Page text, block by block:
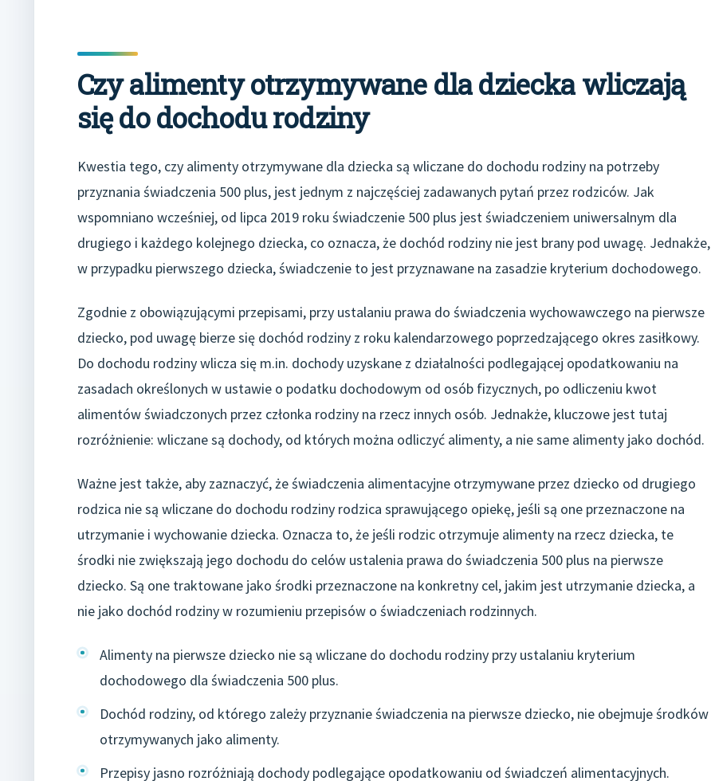
Czy alimenty otrzymywane dla dziecka wliczają
się do dochodu rodziny
Kwestia tego, czy alimenty otrzymywane dla dziecka są wliczane do dochodu rodziny na potrzeby
przyznania świadczenia 500 plus, jest jednym z najczęściej zadawanych pytań przez rodziców. Jak
wspomniano wcześniej, od lipca 2019 roku świadczenie 500 plus jest świadczeniem uniwersalnym dla
drugiego i każdego kolejnego dziecka, co oznacza, że dochód rodziny nie jest brany pod uwagę. Jednakże,
w przypadku pierwszego dziecka, świadczenie to jest przyznawane na zasadzie kryterium dochodowego.
Zgodnie z obowiązującymi przepisami, przy ustalaniu prawa do świadczenia wychowawczego na pierwsze
dziecko, pod uwagę bierze się dochód rodziny z roku kalendarzowego poprzedzającego okres zasiłkowy.
Do dochodu rodziny wlicza się m.in. dochody uzyskane z działalności podlegającej opodatkowaniu na
zasadach określonych w ustawie o podatku dochodowym od osób fizycznych, po odliczeniu kwot
alimentów świadczonych przez członka rodziny na rzecz innych osób. Jednakże, kluczowe jest tutaj
rozróżnienie: wliczane są dochody, od których można odliczyć alimenty, a nie same alimenty jako dochód.
Ważne jest także, aby zaznaczyć, że świadczenia alimentacyjne otrzymywane przez dziecko od drugiego
rodzica nie są wliczane do dochodu rodziny rodzica sprawującego opiekę, jeśli są one przeznaczone na
utrzymanie i wychowanie dziecka. Oznacza to, że jeśli rodzic otrzymuje alimenty na rzecz dziecka, te
środki nie zwiększają jego dochodu do celów ustalenia prawa do świadczenia 500 plus na pierwsze
dziecko. Są one traktowane jako środki przeznaczone na konkretny cel, jakim jest utrzymanie dziecka, a
nie jako dochód rodziny w rozumieniu przepisów o świadczeniach rodzinnych.
Alimenty na pierwsze dziecko nie są wliczane do dochodu rodziny przy ustalaniu kryterium
dochodowego dla świadczenia 500 plus.
Dochód rodziny, od którego zależy przyznanie świadczenia na pierwsze dziecko, nie obejmuje środków
otrzymywanych jako alimenty.
Przepisy jasno rozróżniają dochody podlegające opodatkowaniu od świadczeń alimentacyjnych.